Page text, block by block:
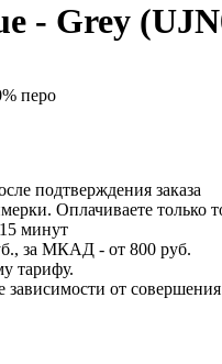
- Grey
перо
подтверждения заказа
Оплачиваете только
минут
за МКАД - от 800 руб.
тарифу.
зависимости от